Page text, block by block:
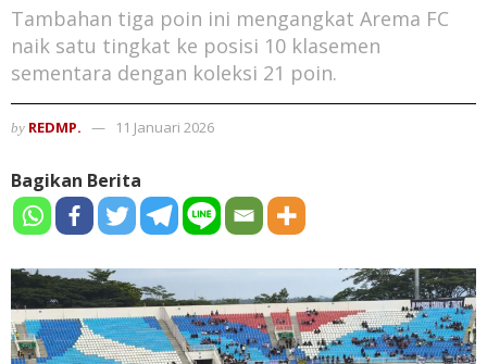
Tambahan tiga poin ini mengangkat Arema FC
naik satu tingkat ke posisi 10 klasemen
sementara dengan koleksi 21 poin.
by REDMP. 11 Januari 2026
Bagikan Berita